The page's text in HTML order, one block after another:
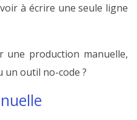
à écrire une seule ligne
une production manuelle,
un outil no-code ?